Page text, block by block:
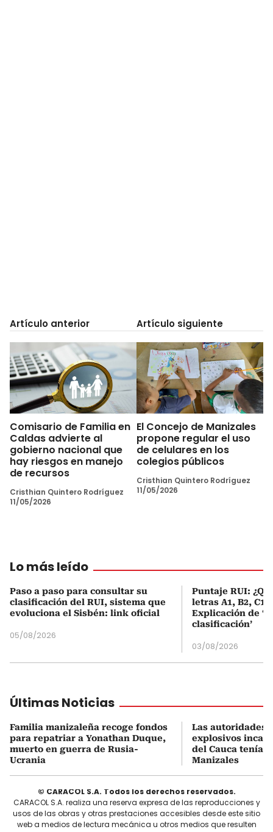
Artículo anterior
Comisario de Familia en
Caldas advierte al
gobierno nacional que
hay riesgos en manejo
de recursos
Cristhian Quintero Rodríguez
11/05/2026
Artículo siguiente
El Concejo de Manizales
propone regular el uso
de celulares en los
colegios públicos
Cristhian Quintero Rodríguez
11/05/2026
Lo más leído
Paso a paso para consultar su
clasificación del RUI, sistema que
evoluciona el Sisbén: link oficial
05/08/2026
Puntaje RUI:
letras A1, B2, C1
Explicación de
clasificación’
03/08/2026
Últimas Noticias
Familia manizaleña recoge fondos
para repatriar a Yonathan Duque,
muerto en guerra de Rusia-
Ucrania
Las autoridades
explosivos
del Cauca tenían
Manizales
© CARACOL S.A. Todos los derechos reservados.
CARACOL S.A. realiza una reserva expresa de las reproducciones y
usos de las obras y otras prestaciones accesibles desde este sitio
web a medios de lectura mecánica u otros medios que resulten